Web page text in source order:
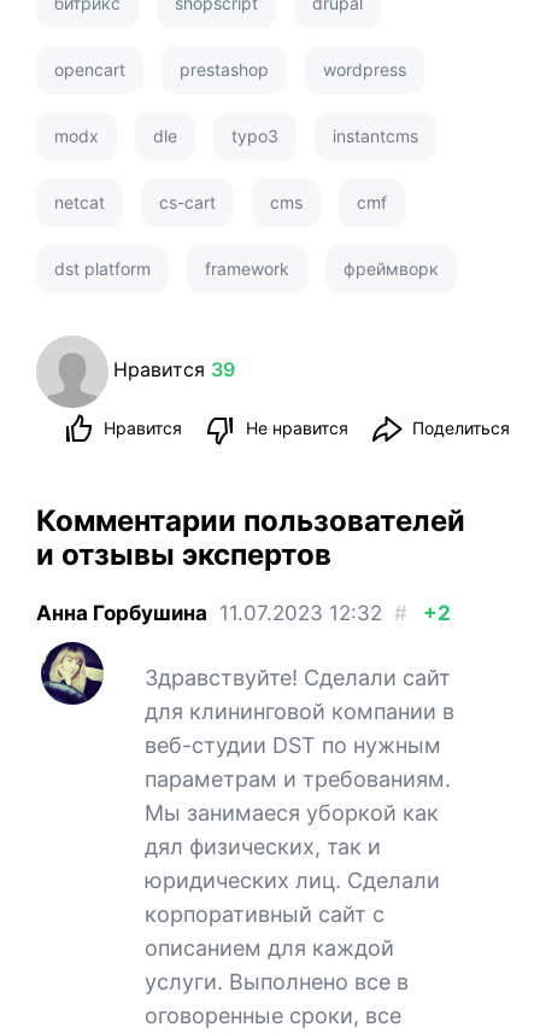
opencart prestashop wordpress
modx dle typo3 instantcms
netcat cs-cart cms cmf
dst platform framework фреймворк
Нравится 39
Нравится Не нравится Поделиться
Комментарии пользователей
и отзывы экспертов
Анна Горбушина 11.07.2023 12:32 # +2
Здравствуйте! Сделали сайт
для клининговой компании в
веб-студии DST по нужным
параметрам и требованиям.
Мы занимаеся уборкой как
дял физических, так и
юридических лиц. Сделали
корпоративный сайт с
описанием для каждой
услуги. Выполнено все в
оговоренные сроки, все